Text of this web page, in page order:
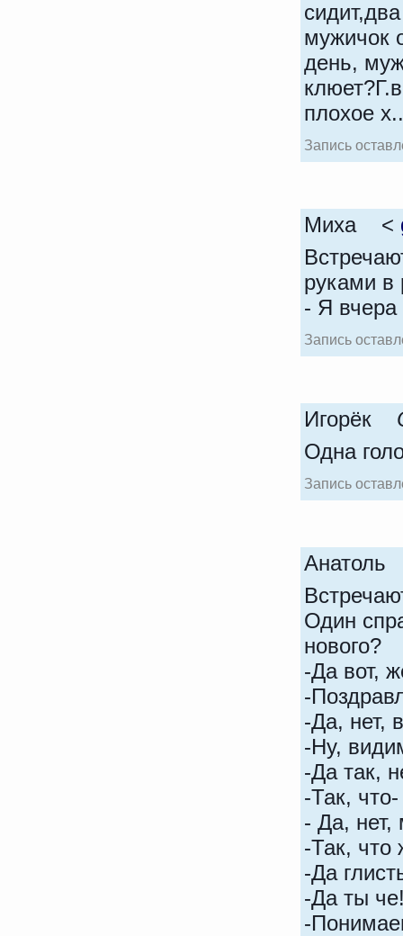
мужичок
день,
плохое
Запись
Миха <
руками в
- Я вчера
Запись
Игорёк
Одна
Запись
Один
нового?
-Да вот,
-
-Да, нет,
-Ну,
-Да так,
-Так,
- Да,
-Так,
-Да
-Да ты
-